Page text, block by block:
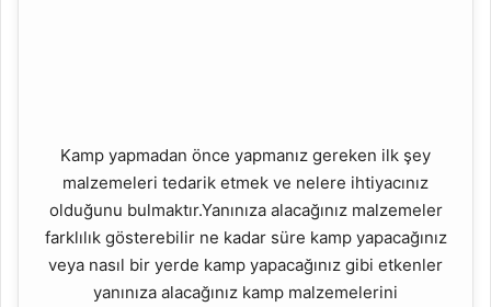
Kamp yapmadan önce yapmanız gereken ilk şey
malzemeleri tedarik etmek ve nelere ihtiyacınız
olduğunu bulmaktır.Yanınıza alacağınız malzemeler
farklılık gösterebilir ne kadar süre kamp yapacağınız
veya nasıl bir yerde kamp yapacağınız gibi etkenler
yanınıza alacağınız kamp malzemelerini